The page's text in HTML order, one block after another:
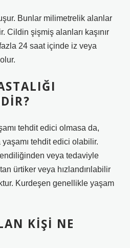
Bunlar milimetrelik alanlar
Cildin şişmiş alanları kaşınır
24 saat içinde iz veya
tehdit edici olmasa da,
tehdit edici olabilir.
veya tedaviyle
ürtiker veya hızlandırılabilir
Kurdeşen genellikle yaşam
KIŞI NE